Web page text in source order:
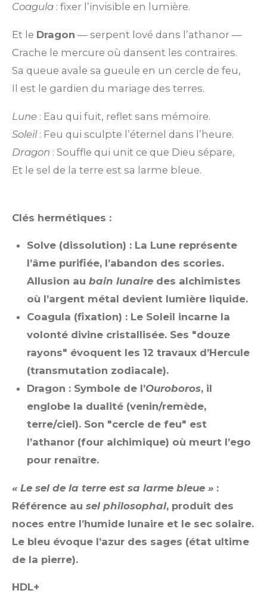
Coagula : fixer l’invisible en lumière.
Et le Dragon — serpent lové dans l’athanor —
Crache le mercure où dansent les contraires.
Sa queue avale sa gueule en un cercle de feu,
Il est le gardien du mariage des terres.
Lune : Eau qui fuit, reflet sans mémoire.
Soleil : Feu qui sculpte l’éternel dans l’heure.
Dragon : Souffle qui unit ce que Dieu sépare,
Et le sel de la terre est sa larme bleue.
Clés hermétiques :
Solve (dissolution) : La Lune représente
l’âme purifiée, l’abandon des scories.
Allusion au bain lunaire des alchimistes
où l’argent métal devient lumière liquide.
Coagula (fixation) : Le Soleil incarne la
volonté divine cristallisée. Ses "douze
rayons" évoquent les 12 travaux d’Hercule
(transmutation zodiacale).
Dragon : Symbole de l’Ouroboros, il
englobe la dualité (venin/remède,
terre/ciel). Son "cercle de feu" est
l’athanor (four alchimique) où meurt l’ego
pour renaître.
« Le sel de la terre est sa larme bleue » :
Référence au sel philosophal, produit des
noces entre l’humide lunaire et le sec solaire.
Le bleu évoque l’azur des sages (état ultime
de la pierre).
HDL+